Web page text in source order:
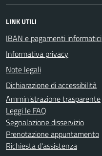
LINK UTILI
IBAN e pagamenti informatici
Informativa privacy
Note legali
Dichiarazione di accessibilità
Amministrazione trasparente
Leggi le FAQ
Segnalazione disservizio
Prenotazione appuntamento
Richiesta d'assistenza